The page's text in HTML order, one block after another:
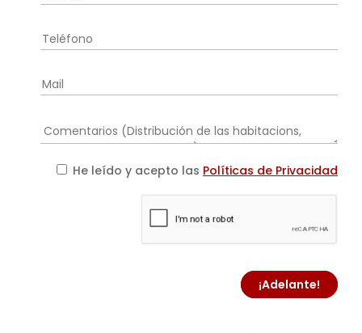
He leído y acepto las Políticas de Privacidad
¡Adelante!